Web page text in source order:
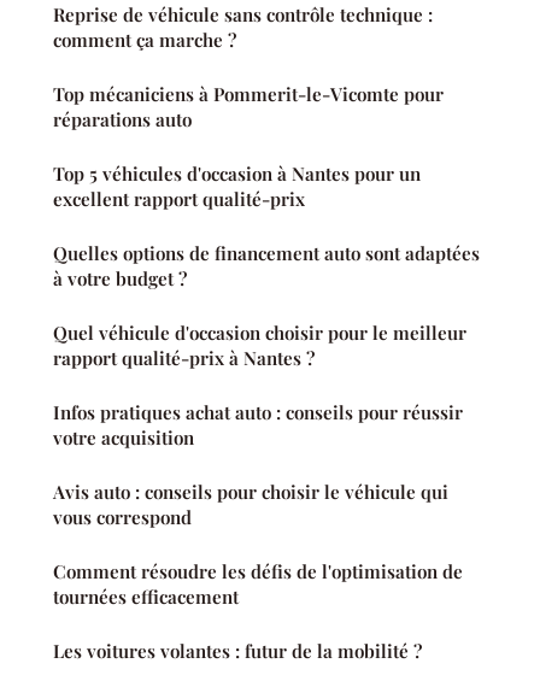
Reprise de véhicule sans contrôle technique :
comment ça marche ?
Top mécaniciens à Pommerit-le-Vicomte pour
réparations auto
Top 5 véhicules d'occasion à Nantes pour un
excellent rapport qualité-prix
Quelles options de financement auto sont adaptées
à votre budget ?
Quel véhicule d'occasion choisir pour le meilleur
rapport qualité-prix à Nantes ?
Infos pratiques achat auto : conseils pour réussir
votre acquisition
Avis auto : conseils pour choisir le véhicule qui
vous correspond
Comment résoudre les défis de l'optimisation de
tournées efficacement
Les voitures volantes : futur de la mobilité ?